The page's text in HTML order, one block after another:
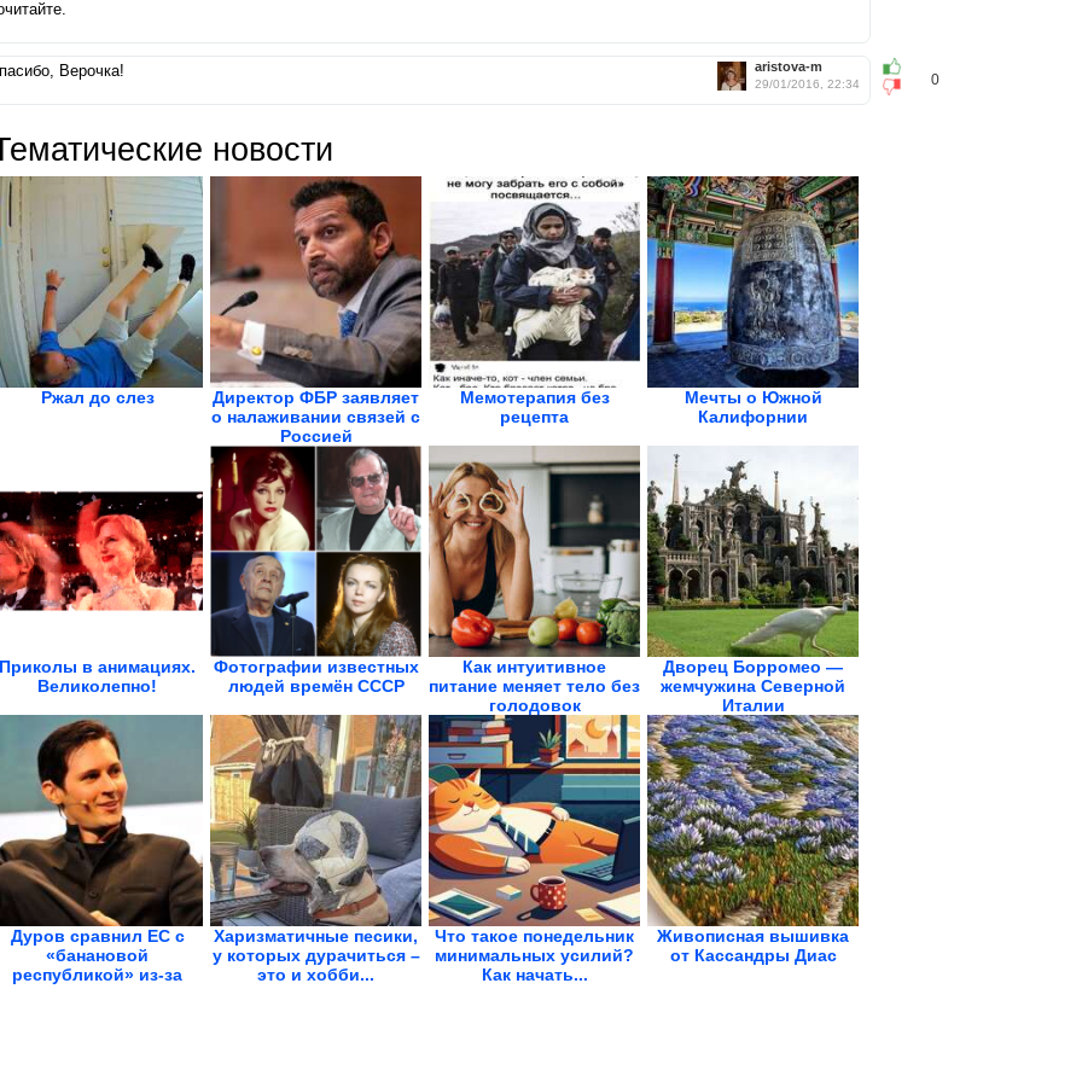
0
aristova-m
29/01/2016, 22:34
Верочка!
новости
Ржал до слез
Директор ФБР заявляет
о налаживании связей с
Россией
Мемотерапия без
рецепта
Мечты о Южной
Калифорнии
Приколы в анимациях.
Великолепно!
Фотографии известных
людей времён СССР
Как интуитивное
питание меняет тело без
голодовок
Дворец Борромео —
жемчужина Северной
Италии
Дуров сравнил ЕС с
«банановой
республикой» из-за
Харизматичные песики,
у которых дурачиться –
это и хобби...
Что такое понедельник
минимальных усилий?
Как начать...
Живописная вышивка
от Кассандры Диас